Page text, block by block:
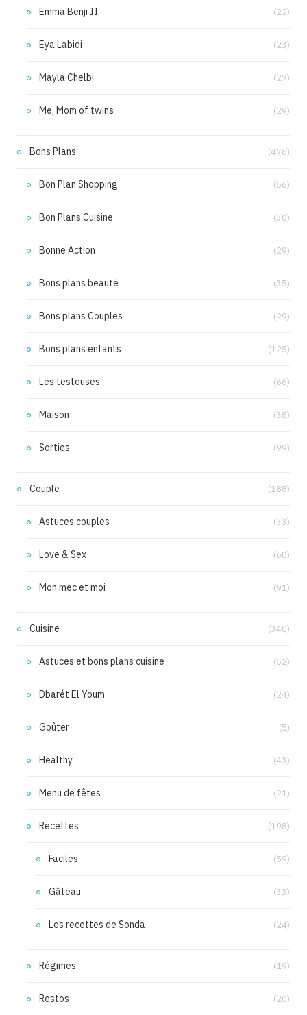
Emma Benji II (22)
Eya Labidi (23)
Mayla Chelbi (27)
Me, Mom of twins (29)
Bons Plans (476)
Bon Plan Shopping (56)
Bon Plans Cuisine (30)
Bonne Action (29)
Bons plans beauté (35)
Bons plans Couples (29)
Bons plans enfants (125)
Les testeuses (66)
Maison (38)
Sorties (99)
Couple (188)
Astuces couples (33)
Love & Sex (60)
Mon mec et moi (91)
Cuisine (340)
Astuces et bons plans cuisine (52)
Dbarét El Youm (24)
Goûter (5)
Healthy (43)
Menu de fêtes (21)
Recettes (198)
Faciles (59)
Gâteau (33)
Les recettes de Sonda (24)
Régimes (19)
Restos (20)